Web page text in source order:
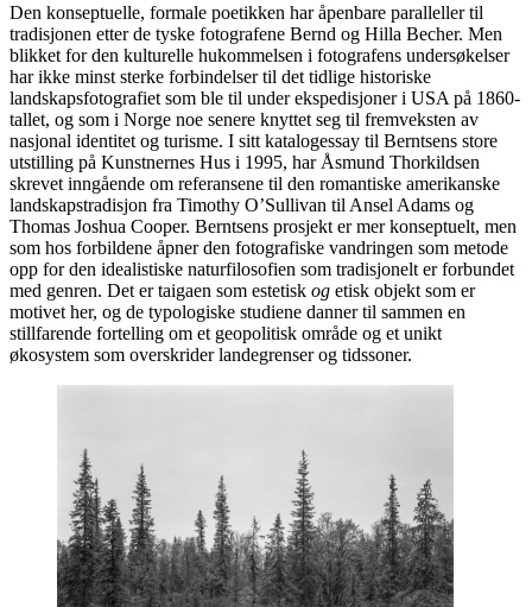
Den konseptuelle, formale poetikken har åpenbare paralleller til
tradisjonen etter de tyske fotografene Bernd og Hilla Becher. Men
blikket for den kulturelle hukommelsen i fotografens undersøkelser
har ikke minst sterke forbindelser til det tidlige historiske
landskapsfotografiet som ble til under ekspedisjoner i USA på 1860-
tallet, og som i Norge noe senere knyttet seg til fremveksten av
nasjonal identitet og turisme. I sitt katalogessay til Berntsens store
utstilling på Kunstnernes Hus i 1995, har Åsmund Thorkildsen
skrevet inngående om referansene til den romantiske amerikanske
landskapstradisjon fra Timothy O’Sullivan til Ansel Adams og
Thomas Joshua Cooper. Berntsens prosjekt er mer konseptuelt, men
som hos forbildene åpner den fotografiske vandringen som metode
opp for den idealistiske naturfilosofien som tradisjonelt er forbundet
med genren. Det er taigaen som estetisk og etisk objekt som er
motivet her, og de typologiske studiene danner til sammen en
stillfarende fortelling om et geopolitisk område og et unikt
økosystem som overskrider landegrenser og tidssoner.